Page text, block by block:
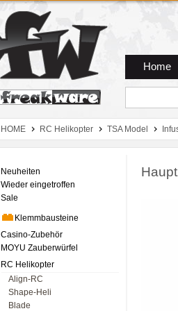
Home
HOME RC Helikopter TSA Model
Neuheiten
Wieder eingetroffen
Sale
Klemmbausteine
Casino-Zubehör
MOYU Zauberwürfel
RC Helikopter
Align-RC
Shape-Heli
Blade